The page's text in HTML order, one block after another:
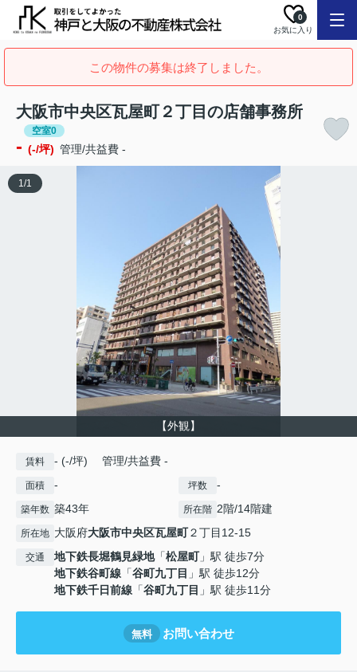
お気に入り
0
この物件の募集は終了しました。
大阪市中央区瓦屋町２丁目の店舗事務所
空室0
- (-/坪) 管理/共益費 -
【外観】
1/1
賃料 - (-/坪) 管理/共益費 -
面積 - 坪数 -
築年数 築43年 所在階 2階/14階建
所在地 大阪府大阪市中央区瓦屋町２丁目12-15
交通 地下鉄長堀鶴見緑地「松屋町」駅 徒歩7分
地下鉄谷町線 「谷町九丁目 」駅 徒歩12分
地下鉄千日前線 「谷町九丁目 」駅 徒歩11分
無料 お問い合わせ